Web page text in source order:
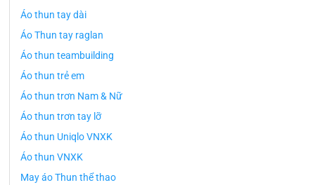
Áo thun tay dài
Áo Thun tay raglan
Áo thun teambuilding
Áo thun trẻ em
Áo thun trơn Nam & Nữ
Áo thun trơn tay lỡ
Áo thun Uniqlo VNXK
Áo thun VNXK
May áo Thun thể thao